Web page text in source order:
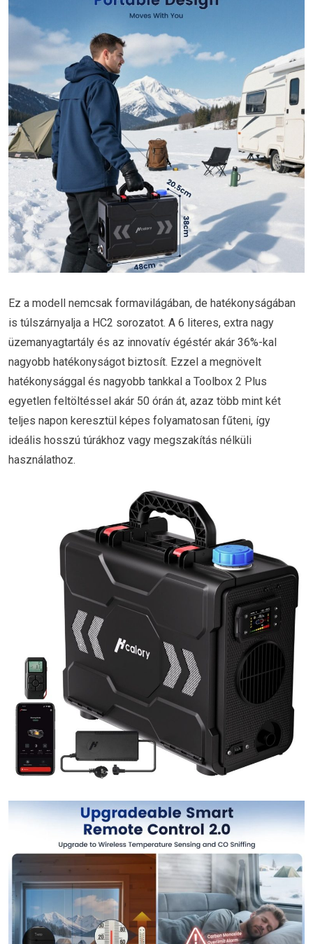
Ez a modell nemcsak formavilágában, de hatékonyságában
is túlszárnyalja a HC2 sorozatot. A 6 literes, extra nagy
üzemanyagtartály és az innovatív égéstér akár 36%-kal
nagyobb hatékonyságot biztosít. Ezzel a megnövelt
hatékonysággal és nagyobb tankkal a Toolbox 2 Plus
egyetlen feltöltéssel akár 50 órán át, azaz több mint két
teljes napon keresztül képes folyamatosan fűteni, így
ideális hosszú túrákhoz vagy megszakítás nélküli
használathoz.